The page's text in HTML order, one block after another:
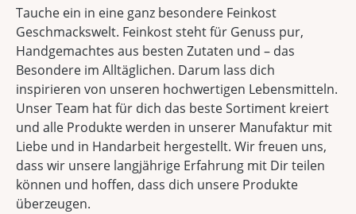
Tauche ein in eine ganz besondere Feinkost
Geschmackswelt. Feinkost steht für Genuss pur,
Handgemachtes aus besten Zutaten und – das
Besondere im Alltäglichen. Darum lass dich
inspirieren von unseren hochwertigen Lebensmitteln.
Unser Team hat für dich das beste Sortiment kreiert
und alle Produkte werden in unserer Manufaktur mit
Liebe und in Handarbeit hergestellt. Wir freuen uns,
dass wir unsere langjährige Erfahrung mit Dir teilen
können und hoffen, dass dich unsere Produkte
überzeugen.